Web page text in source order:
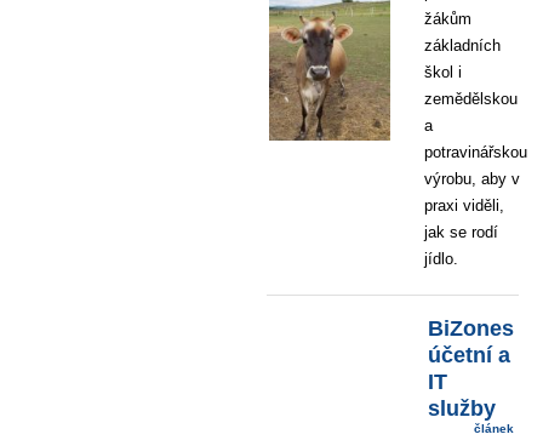
žákům
základních
škol i
zemědělskou
a
potravinářskou
výrobu, aby v
praxi viděli,
jak se rodí
jídlo.
BiZones
účetní a
IT
služby
článek